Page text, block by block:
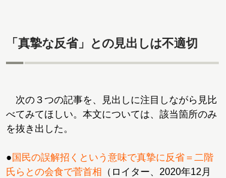
「真摯な反省」との見出しは不適切
次の３つの記事を、見出しに注目しながら見比
べてみてほしい。本文については、該当箇所のみ
を抜き出した。
●国民の誤解招くという意味で真摯に反省＝二階
氏らとの会食で菅首相 （ロイター、2020年12月